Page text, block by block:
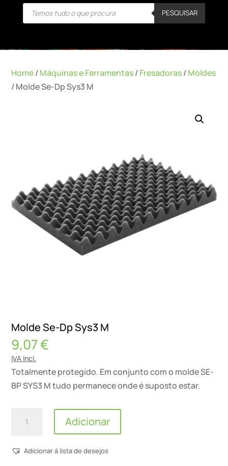
Products
search PESQUISAR
Home/Máquinas e Ferramentas/Fresadoras/Moldes
/ Molde Se-Dp Sys3 M
Molde Se-Dp Sys3 M
9,07€
IVA Incl.
Totalmente protegido. Em conjunto com o molde SE-
BP SYS3 M tudo permanece onde é suposto estar.
Quantidade
Se-
Adicionar
Adicionar á lista de desejos